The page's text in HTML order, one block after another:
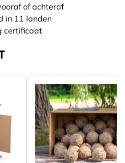
of achteraf
in 11 landen
certificaat